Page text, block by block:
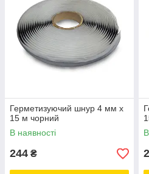
Герметизуючий шнур 4 мм х
15 м чорний
В наявності
244 ₴